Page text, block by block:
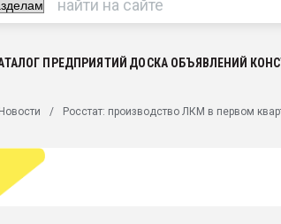
"Ижевскому
машины:
выходит на
ПРЕДПРИЯТИЙ ДОСКА ОБЪЯВЛЕНИЙ
Новости Росстат: производство ЛКМ в первом